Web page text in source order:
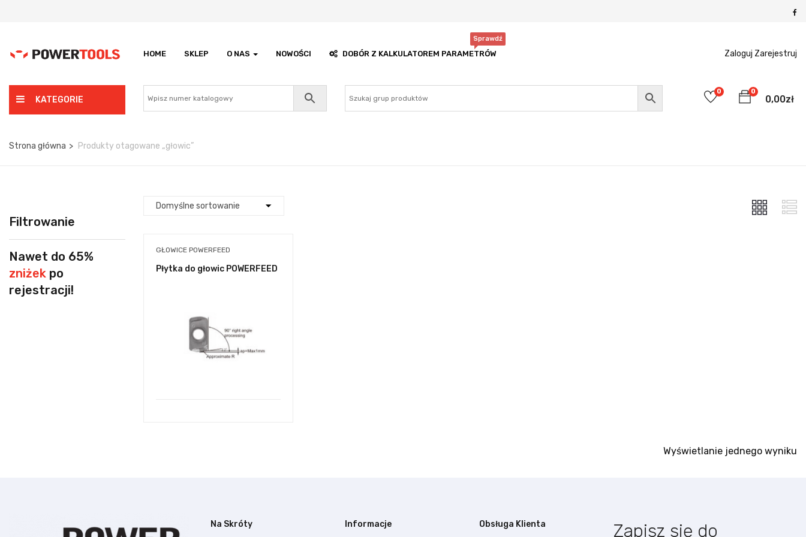
HOME SKLEP O NAS NOWOŚCI
Sprawdź
DOBÓR Z KALKULATOREM PARAMETRÓW Zaloguj Zarejestruj
KATEGORIE
0
0,00zł
0
Strona główna Produkty otagowane „głowic”
Filtrowanie
Nawet do 65%
zniżek po
rejestracji!
GŁOWICE POWERFEED
Płytka do głowic POWERFEED
Wyświetlanie jednego wyniku
Na Skróty Informacje Obsługa Klienta Zapisz się do